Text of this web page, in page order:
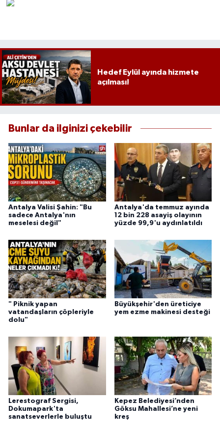
Hedef Eylül ayında hizmete
açılması!
Bunlar da ilginizi çekebilir
Antalya Valisi Şahin: "Bu
sadece Antalya'nın
meselesi değil"
Antalya'da temmuz ayında
12 bin 228 asayiş olayının
yüzde 99,9'u aydınlatıldı
" Piknik yapan
vatandaşların çöpleriyle
dolu"
Büyükşehir'den üreticiye
yem ezme makinesi desteği
Lerestograf Sergisi,
Dokumapark'ta
sanatseverlerle buluştu
Kepez Belediyesi’nden
Göksu Mahallesi’ne yeni
kreş